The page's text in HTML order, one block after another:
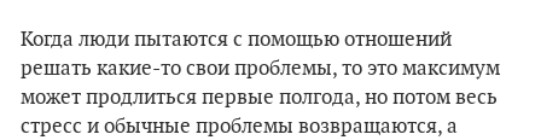
Когда люди пытаются с помощью отношений
решать какие-то свои проблемы, то это максимум
может продлиться первые полгода, но потом весь
стресс и обычные проблемы возвращаются, а